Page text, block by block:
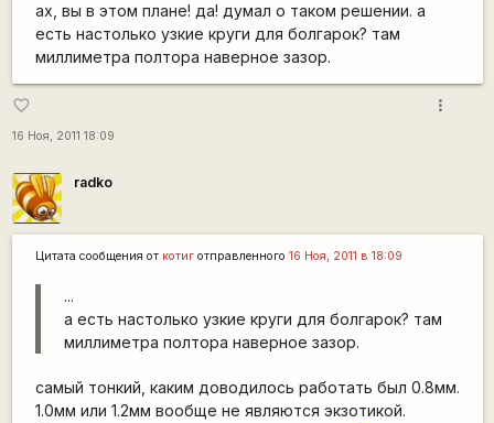
ах, вы в этом плане! да! думал о таком решении. а
есть настолько узкие круги для болгарок? там
миллиметра полтора наверное зазор.
favorite_border
16 Ноя, 2011 18:09
more_vert
radko
Цитата сообщения от котиготправленного 16 Ноя, 2011 в 18:09
...
а есть настолько узкие круги для болгарок? там
миллиметра полтора наверное зазор.
самый тонкий, каким доводилось работать был 0.8мм.
1.0мм или 1.2мм вообще не являются экзотикой.